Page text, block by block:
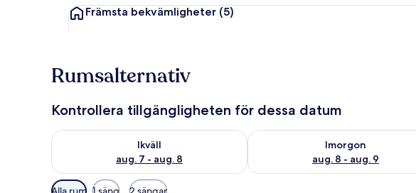
Främsta bekvämligheter (5)
Rumsalternativ
Kontrollera tillgängligheten för dessa datum
Ikväll
aug. 7 - aug. 8
Kontrollera tillgängligheten för ikväll aug. 7 - aug. 8
Imorgon
aug. 8 - aug. 9
Kontrollera tillgängligheten för
Tillgängliga